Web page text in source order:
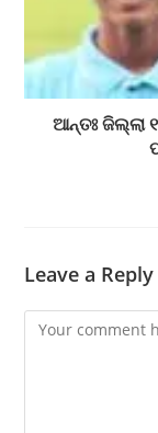
ଆନ୍ତଃ ଜିଲ୍ଲା
Leave a Reply